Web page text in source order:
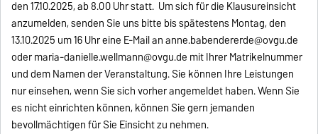
den 17.10.2025, ab 8.00 Uhr statt. Um sich für die Klausureinsicht
anzumelden, senden Sie uns bitte bis spätestens Montag, den
13.10.2025 um 16 Uhr eine E-Mail ananne.babendererde@ovgu.de
oder maria-danielle.wellmann@ovgu.de mit Ihrer Matrikelnummer
und dem Namen der Veranstaltung. Sie können Ihre Leistungen
nur einsehen, wenn Sie sich vorher angemeldet haben. Wenn Sie
es nicht einrichten können, können Sie gern jemanden
bevollmächtigen für Sie Einsicht zu nehmen.